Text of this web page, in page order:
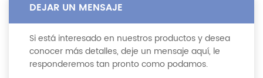
DEJAR UN MENSAJE
Si está interesado en nuestros productos y desea
conocer más detalles, deje un mensaje aquí, le
responderemos tan pronto como podamos.